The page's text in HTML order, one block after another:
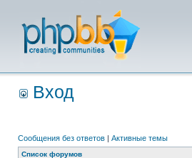
Вход
Сообщения без ответов | Активные темы
Список форумов